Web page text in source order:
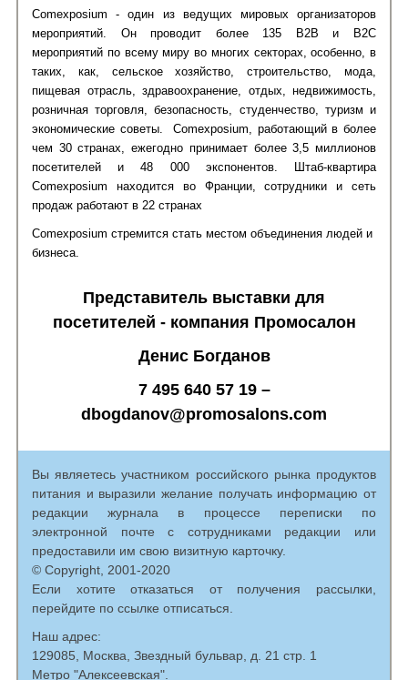
Comexposium - один из ведущих мировых организаторов
мероприятий. Он проводит более 135 B2B и B2C
мероприятий по всему миру во многих секторах, особенно, в
таких, как, сельское хозяйство, строительство, мода,
пищевая отрасль, здравоохранение, отдых, недвижимость,
розничная торговля, безопасность, студенчество, туризм и
экономические советы. Comexposium, работающий в более
чем 30 странах, ежегодно принимает более 3,5 миллионов
посетителей и 48 000 экспонентов. Штаб-квартира
Comexposium находится во Франции, сотрудники и сеть
продаж работают в 22 странах
Comexposium стремится стать местом объединения людей и
бизнеса.
Представитель выставки для
посетителей - компания Промосалон
Денис Богданов
7 495 640 57 19 –
dbogdanov@promosalons.com
Вы являетесь участником российского рынка продуктов
питания и выразили желание получать информацию от
редакции журнала в процессе переписки по
электронной почте с сотрудниками редакции или
предоставили им свою визитную карточку.
© Copyright, 2001-2020
Если хотите отказаться от получения рассылки,
перейдите по ссылке отписаться.
Наш адрес:
129085, Москва, Звездный бульвар, д. 21 стр. 1
Метро "Алексеевская".